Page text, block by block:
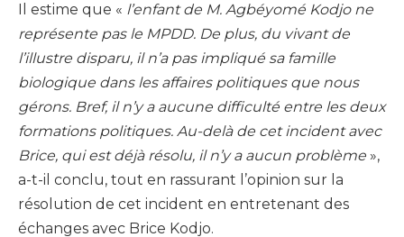
Il estime que « l’enfant de M. Agbéyomé Kodjo ne
représente pas le MPDD. De plus, du vivant de
l’illustre disparu, il n’a pas impliqué sa famille
biologique dans les affaires politiques que nous
gérons. Bref, il n’y a aucune difficulté entre les deux
formations politiques. Au-delà de cet incident avec
Brice, qui est déjà résolu, il n’y a aucun problème »,
a-t-il conclu, tout en rassurant l’opinion sur la
résolution de cet incident en entretenant des
échanges avec Brice Kodjo.